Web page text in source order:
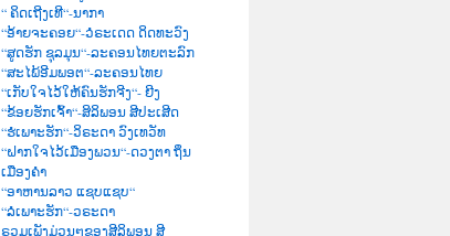
“ ຄິດເຖີງເທີ“-ນາກາ
“ອ້າຍຈະຄອຍ“-ວໍຣະເດດ ດິດທະວົງ
“ສູດຮັກ ຊຸລມຸນ“-ລະຄອນໄທຍຕະລົກ
“ສະໄພ້ອີມພອຕ“-ລະຄອນໄທຍ
“ເກັບໃຈໄວ້ໃຫ້ຄົນຮັກຈີງ“- ຍີງ
“ຂ້ອຍຮັກເຈົ້າ“-ສິລິພອນ ສີປະເສີດ
“ຮໍເພາະຮັກ“-ວິຣະດາ ວົງເທວັທ
“ຝາກໃຈໄວ້ເມືອງພວນ“-ດວງຕາ ຖິ່ນ
ເມືອງຄຳ
“ອາຫານລາວ ແຊບແຊບ“
“ລໍເພາະຮັກ“-ວຣະດາ
ຣວມເພັງມ່ວນໆຂອງສີລິພອນ ສີ